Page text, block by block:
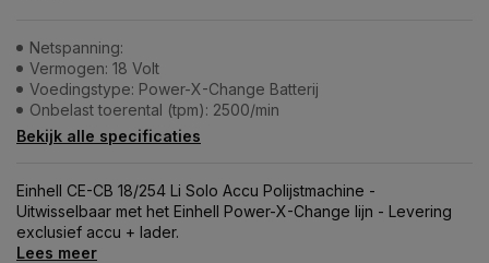
Netspanning:
Vermogen: 18 Volt
Voedingstype: Power-X-Change Batterij
Onbelast toerental (tpm): 2500/min
Bekijk alle specificaties
Einhell CE-CB 18/254 Li Solo Accu Polijstmachine -
Uitwisselbaar met het Einhell Power-X-Change lijn - Levering
exclusief accu + lader.
Lees meer